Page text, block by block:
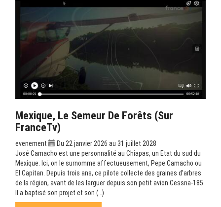
Mexique, Le Semeur De Forêts (sur
FranceTv)
evenement
Du 22 janvier 2026 au 31 juillet 2028
José Camacho est une personnalité au Chiapas, un Etat du sud du
Mexique. Ici, on le surnomme affectueusement, Pepe Camacho ou
El Capitan. Depuis trois ans, ce pilote collecte des graines d’arbres
de la région, avant de les larguer depuis son petit avion Cessna-185.
Il a baptisé son projet et son (…)